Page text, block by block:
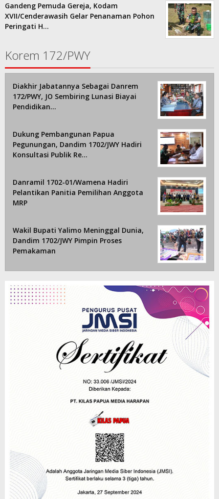
Gandeng Pemuda Gereja, Kodam
XVII/Cenderawasih Gelar Penanaman Pohon
Peringati H…
Korem 172/PWY
Diakhir Jabatannya Sebagai Danrem
172/PWY, JO Sembiring Lunasi Biayai
Pendidikan…
Dukung Pembangunan Papua
Pegunungan, Dandim 1702/JWY Hadiri
Konsultasi Publik Re…
Danramil 1702-01/Wamena Hadiri
Pelantikan Panitia Pemilihan Anggota
MRP
Wakil Bupati Yalimo Meninggal Dunia,
Dandim 1702/JWY Pimpin Proses
Pemakaman